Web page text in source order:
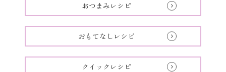
おつまみレシピ
おもてなしレシピ
クイックレシピ